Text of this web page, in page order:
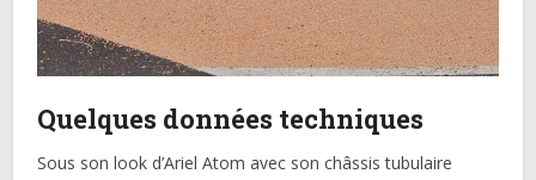
Quelques données techniques
Sous son look d’Ariel Atom avec son châssis tubulaire